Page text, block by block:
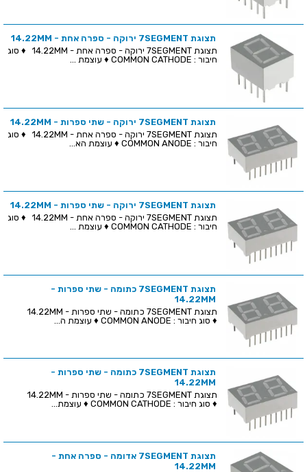
תצוגת 7SEGMENT ירוקה - ספרה אחת - 14.22MM
תצוגת 7SEGMENT ירוקה - ספרה אחת - 14.22MM ♦ סוג
חיבור : COMMON CATHODE ♦ עוצמת ...
תצוגת 7SEGMENT ירוקה - שתי ספרות - 14.22MM
תצוגת 7SEGMENT ירוקה - ספרה אחת - 14.22MM ♦ סוג
חיבור : COMMON ANODE ♦ עוצמת הא...
תצוגת 7SEGMENT ירוקה - שתי ספרות - 14.22MM
תצוגת 7SEGMENT ירוקה - ספרה אחת - 14.22MM ♦ סוג
חיבור : COMMON CATHODE ♦ עוצמת ...
תצוגת 7SEGMENT כתומה - שתי ספרות -
14.22MM
♦ סוג חיבור : COMMON ANODE ♦ עוצמת ה...
תצוגת 7SEGMENT כתומה - שתי ספרות -
14.22MM
♦ סוג חיבור : COMMON CATHODE ♦ עוצמת...
תצוגת 7SEGMENT אדומה - ספרה אחת -
14.22MM